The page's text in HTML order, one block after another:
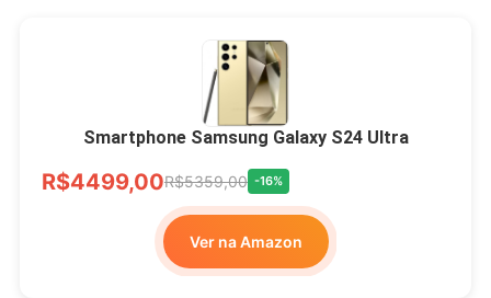
Smartphone Samsung Galaxy S24 Ultra
R$4499,00R$5359,00 -16%
Ver na Amazon